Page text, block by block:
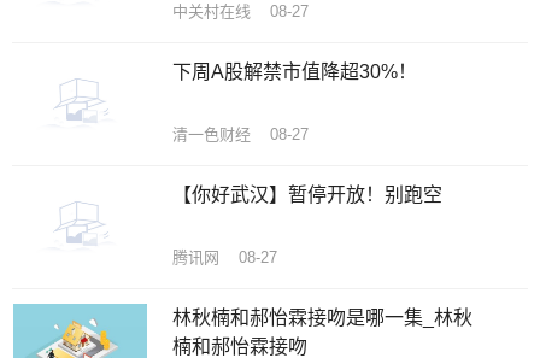
中关村在线 08-27
下周A股解禁市值降超30%！
清一色财经 08-27
【你好武汉】暂停开放！别跑空
腾讯网 08-27
林秋楠和郝怡霖接吻是哪一集_林秋
楠和郝怡霖接吻